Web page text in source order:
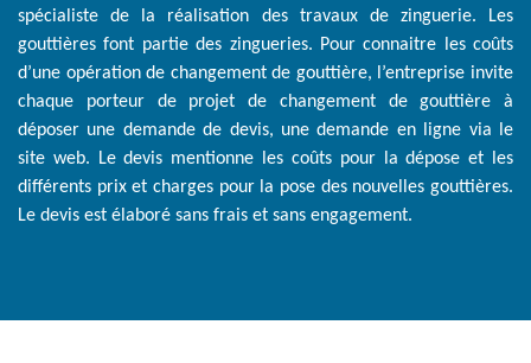
spécialiste de la réalisation des travaux de zinguerie. Les
gouttières font partie des zingueries. Pour connaitre les coûts
d’une opération de changement de gouttière, l’entreprise invite
chaque porteur de projet de changement de gouttière à
déposer une demande de devis, une demande en ligne via le
site web. Le devis mentionne les coûts pour la dépose et les
différents prix et charges pour la pose des nouvelles gouttières.
Le devis est élaboré sans frais et sans engagement.